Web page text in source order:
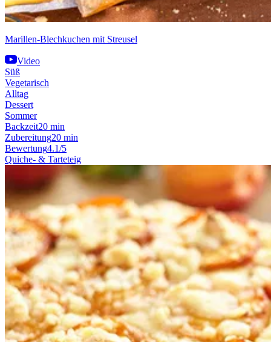
Marillen-Blechkuchen mit Streusel
Video
Süß
Vegetarisch
Alltag
Dessert
Sommer
Backzeit20 min
Zubereitung20 min
Bewertung4.1/5
Quiche- & Tarteteig